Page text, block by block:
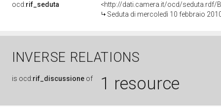
ocd:rif_seduta
<http://dati.camera.it/ocd/seduta.rdf/
Seduta di mercoledì 10 febbraio
INVERSE RELATIONS
is ocd:rif_discussione of 1 resource